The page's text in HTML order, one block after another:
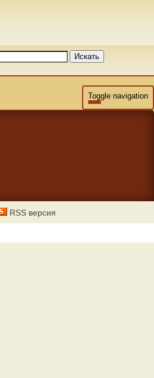
Искать
Toggle navigation
RSS версия